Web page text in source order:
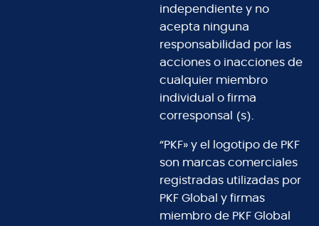
independiente y no
acepta ninguna
responsabilidad por las
acciones o inacciones de
cualquier miembro
individual o firma
corresponsal (s).
“PKF» y el logotipo de PKF
son marcas comerciales
registradas utilizadas por
PKF Global y firmas
miembro de PKF Global